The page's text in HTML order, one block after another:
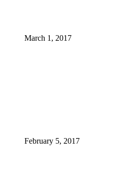
March 1, 2017
February 5, 2017